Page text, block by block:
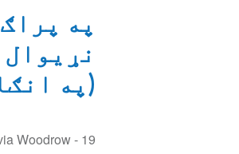
په
(په
Woodrow - 19 سپتمبر 2023